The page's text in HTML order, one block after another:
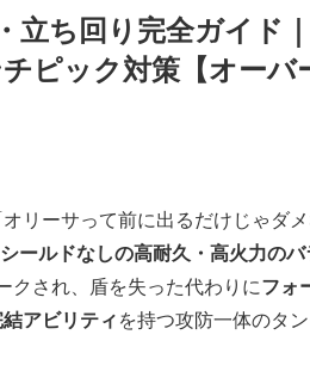
立ち回り完全ガイド
ピック対策【オーバ
オリーサって前に出るだけじゃ
シールドなしの高耐久・高火力のバ
クされ、盾を失った代わりにフォ
アビリティ を持つ攻防一体のタ